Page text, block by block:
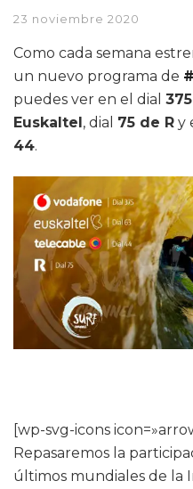
23 noviembre 2020
Como cada semana
un nuevo programa de
puedes ver en el dial
Euskaltel, dial 75 de R y
44.
[wp-svg-icons
Repasaremos la
últimos mundiales de la